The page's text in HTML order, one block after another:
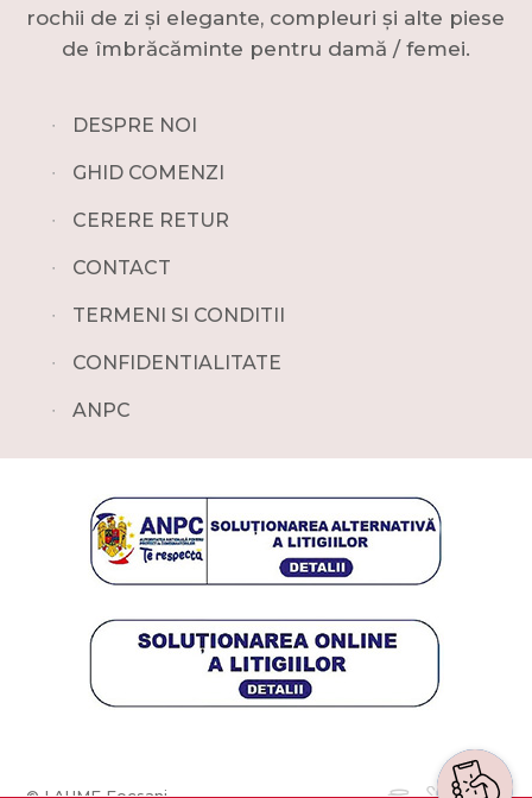
rochii de zi și elegante, compleuri și alte piese
de îmbrăcăminte pentru damă / femei.
∙ DESPRE NOI
∙ GHID COMENZI
∙ CERERE RETUR
∙ CONTACT
∙ TERMENI SI CONDITII
∙ CONFIDENTIALITATE
∙ ANPC